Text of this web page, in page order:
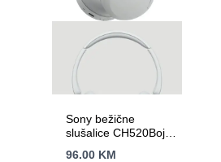
Sony bežične
slušalice CH520Boja
96.00 KM